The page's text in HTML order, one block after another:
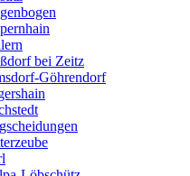
bei Zeitz
Göhrendorf